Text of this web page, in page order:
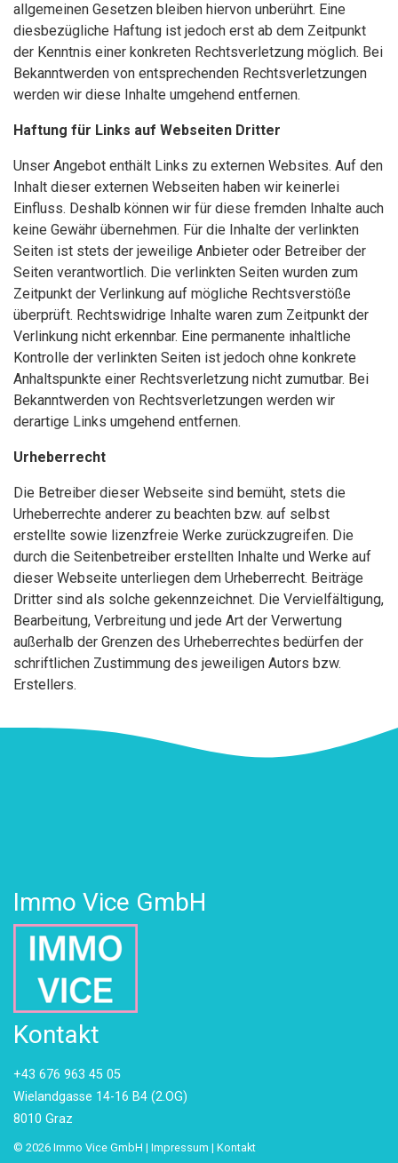
allgemeinen Gesetzen bleiben hiervon unberührt. Eine
diesbezügliche Haftung ist jedoch erst ab dem Zeitpunkt
der Kenntnis einer konkreten Rechtsverletzung möglich. Bei
Bekanntwerden von entsprechenden Rechtsverletzungen
werden wir diese Inhalte umgehend entfernen.
Haftung für Links auf Webseiten Dritter
Unser Angebot enthält Links zu externen Websites. Auf den
Inhalt dieser externen Webseiten haben wir keinerlei
Einfluss. Deshalb können wir für diese fremden Inhalte auch
keine Gewähr übernehmen. Für die Inhalte der verlinkten
Seiten ist stets der jeweilige Anbieter oder Betreiber der
Seiten verantwortlich. Die verlinkten Seiten wurden zum
Zeitpunkt der Verlinkung auf mögliche Rechtsverstöße
überprüft. Rechtswidrige Inhalte waren zum Zeitpunkt der
Verlinkung nicht erkennbar. Eine permanente inhaltliche
Kontrolle der verlinkten Seiten ist jedoch ohne konkrete
Anhaltspunkte einer Rechtsverletzung nicht zumutbar. Bei
Bekanntwerden von Rechtsverletzungen werden wir
derartige Links umgehend entfernen.
Urheberrecht
Die Betreiber dieser Webseite sind bemüht, stets die
Urheberrechte anderer zu beachten bzw. auf selbst
erstellte sowie lizenzfreie Werke zurückzugreifen. Die
durch die Seitenbetreiber erstellten Inhalte und Werke auf
dieser Webseite unterliegen dem Urheberrecht. Beiträge
Dritter sind als solche gekennzeichnet. Die Vervielfältigung,
Bearbeitung, Verbreitung und jede Art der Verwertung
außerhalb der Grenzen des Urheberrechtes bedürfen der
schriftlichen Zustimmung des jeweiligen Autors bzw.
Erstellers.
Immo Vice GmbH
Kontakt
+43 676 963 45 05
Wielandgasse 14-16 B4 (2.OG)
8010 Graz
© 2026 Immo Vice GmbH | Impressum | Kontakt